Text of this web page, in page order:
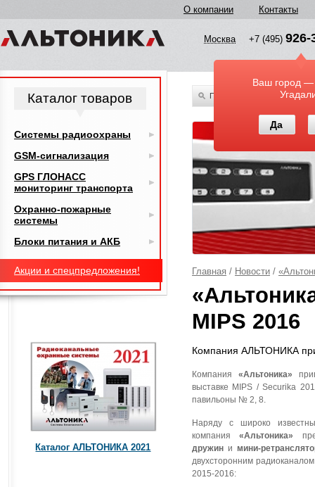
О компании Контакты
Москва +7 (495) 926-
Ваш город —
Да
По всему каталогу
Главная / Новости /
MIPS 2016
Компания АЛЬТОНИКА
Компания «Альтоника»
выставке MIPS / Securika
павильоны № 2, 8.
Наряду с широко
компания«Альтоника»
дружин и мини-
двухсторонним
2015-2016:
Каталог товаров
Системы радиоохраны
GSM-сигнализация
GPS ГЛОНАСС
мониторинг транспорта
Охранно-пожарные
системы
Блоки питания и АКБ
Акции и спецпредложения!
Каталог АЛЬТОНИКА 2021